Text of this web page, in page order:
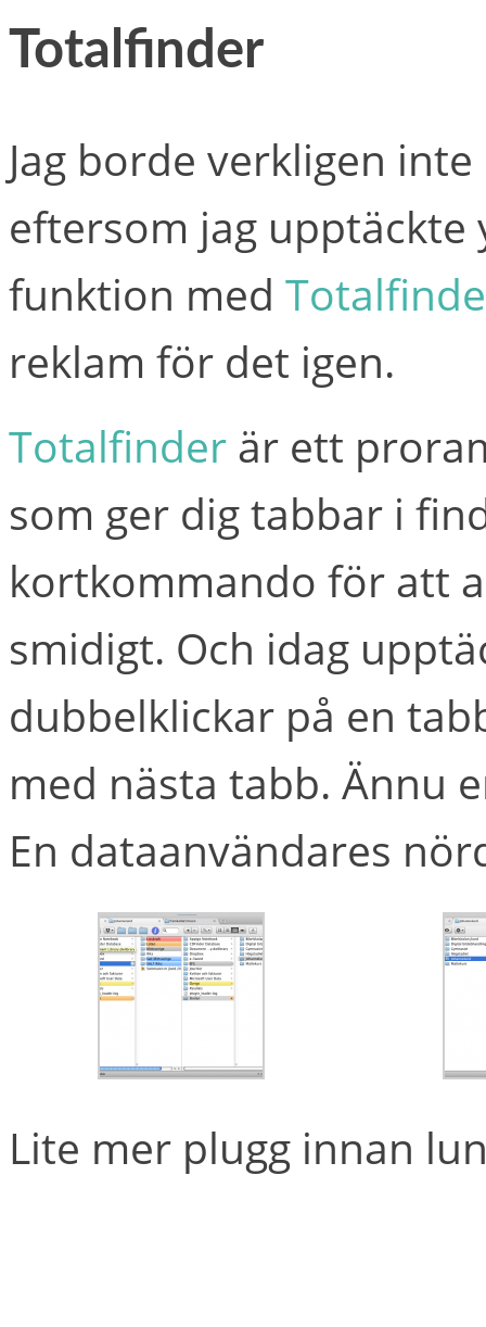
Totalfinder
Jag borde verkligen
eftersom jag
funktion med
reklam för det igen.
Totalfinder är ett
som ger dig tabbar i
kortkommando för att
smidigt. Och idag
dubbelklickar på en
med nästa tabb. Ännu
En dataanvändares
Lite mer plugg innan